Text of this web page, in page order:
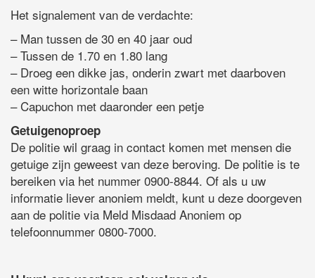
Het signalement van de verdachte:
– Man tussen de 30 en 40 jaar oud
– Tussen de 1.70 en 1.80 lang
– Droeg een dikke jas, onderin zwart met daarboven
een witte horizontale baan
– Capuchon met daaronder een petje
Getuigenoproep
De politie wil graag in contact komen met mensen die
getuige zijn geweest van deze beroving. De politie is te
bereiken via het nummer 0900-8844. Of als u uw
informatie liever anoniem meldt, kunt u deze doorgeven
aan de politie via Meld Misdaad Anoniem op
telefoonnummer 0800-7000.